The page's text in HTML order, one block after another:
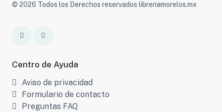
© 2026 Todos los Derechos reservados libreriamorelos.mx
Centro de Ayuda
Aviso de privacidad
Formulario de contacto
Preguntas FAQ